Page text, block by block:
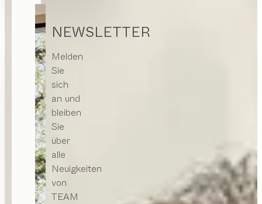
NEWSLETTER
Melden
Sie
sich
an und
bleiben
Sie
über
alle
Neuigkeiten
von
TEAM